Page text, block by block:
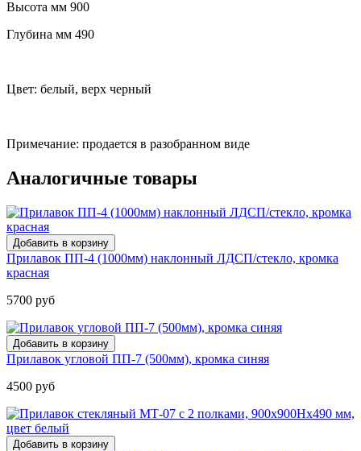
Высота мм 900
Глубина мм 490
Цвет: белый, верх черный
Примечание: продается в разобранном виде
Аналогичные товары
Прилавок ПП-4 (1000мм) наклонный ЛДСП/стекло, кромка
красная
5700 руб
Прилавок угловой ПП-7 (500мм), кромка синяя
4500 руб